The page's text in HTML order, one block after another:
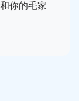
你的毛家